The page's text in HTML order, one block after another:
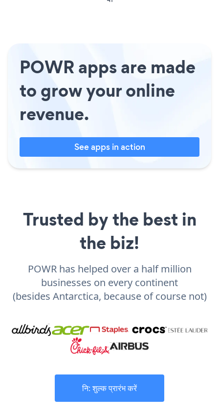
POWR apps are made
to grow your online
revenue.
See apps in action
Trusted by the best in
the biz!
POWR has helped over a half million
businesses on every continent
(besides Antarctica, because of course not)
नि: शुल्क प्रारंभ करें